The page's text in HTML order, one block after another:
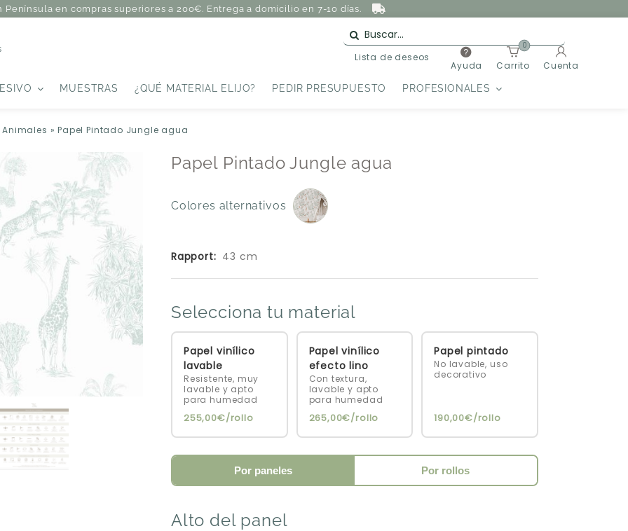
Península en compras superiores a 200€. Entrega a domicilio en 7-10 días.
Lista de deseos
Ayuda Carrito
0
Cuenta
MUESTRAS ¿QUÉ MATERIAL ELIJO? PEDIR PRESUPUESTO PROFESIONALES
Animales »Papel Pintado Jungle agua
Papel Pintado Jungle agua
Colores alternativos
Rapport: 43 cm
Selecciona tu material
Papel vinílico
lavable
Resistente, muy
lavable y apto
para humedad
255,00€/rollo
Papel vinílico
efecto lino
Con textura,
lavable y apto
para humedad
265,00€/rollo
Papel pintado
No lavable, uso
decorativo
190,00€/rollo
Por paneles Por rollos
Alto del panel